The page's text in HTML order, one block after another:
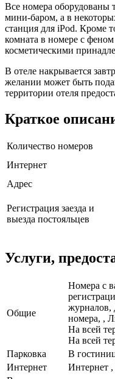
Все номера оборудованы
мини-баром, а в
станция для iPod. Кроме
комната в номере с
косметическими
В отеле накрывается
желании может быть
территории отеля
Краткое
Количество номеров
Интернет
Адрес
Регистрация заезда и
выезда постояльцев
Услуги,
Общие
Номера с
журналов,
номера, ,
На всей
На всей
Парковка
В
Интернет
Интернет